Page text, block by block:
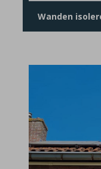
Wanden